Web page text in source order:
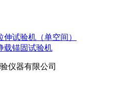
伸试验机（单空间）
载锚固试验机
仪器有限公司